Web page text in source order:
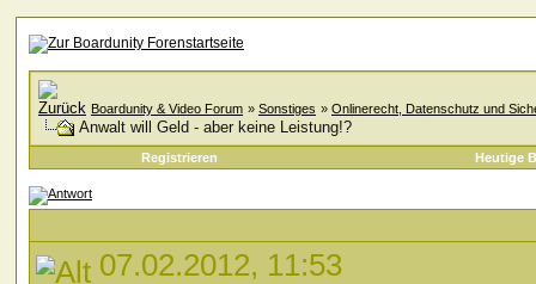
Boardunity & Video Forum » Sonstiges » Onlinerecht, Datenschutz und
Anwalt will Geld - aber keine Leistung!?
Registrieren Heutige
07.02.2012, 11:53